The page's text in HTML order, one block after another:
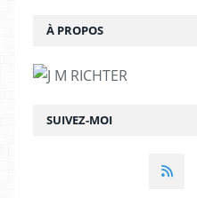
SUIVEZ-MOI
À PROPOS